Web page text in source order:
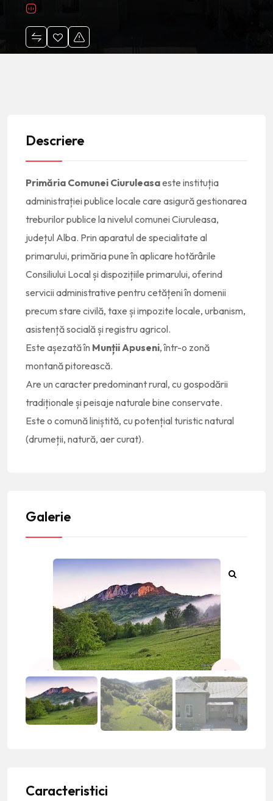
Descriere
Primăria Comunei Ciuruleasaeste instituția
administrației publice locale care asigură gestionarea
treburilor publice la nivelul comunei Ciuruleasa,
județul Alba. Prin aparatul de specialitate al
primarului, primăria pune în aplicare hotărârile
Consiliului Local și dispozițiile primarului, oferind
servicii administrative pentru cetățeni în domenii
precum stare civilă, taxe și impozite locale, urbanism,
asistență socială și registru agricol.
Este așezată în Munții Apuseni, într-o zonă
montană pitorească.
Are un caracter predominant rural, cu gospodării
tradiționale și peisaje naturale bine conservate.
Este o comună liniștită, cu potențial turistic natural
(drumeții, natură, aer curat).
Galerie
Caracteristici